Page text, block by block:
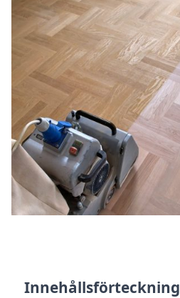
Innehållsförteckning